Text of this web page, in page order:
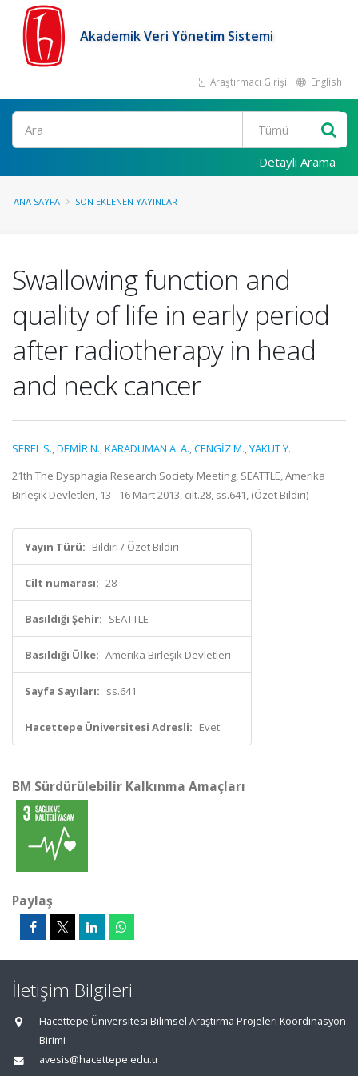
Akademik Veri Yönetim Sistemi
Araştırmacı Girişi English
Ara
Detaylı Arama
ANA SAYFA SON EKLENEN YAYINLAR
Swallowing function and
quality of life in early period
after radiotherapy in head
and neck cancer
SEREL S.,DEMİR N.,KARADUMAN A. A.,CENGİZ M.,YAKUT Y.
21th The Dysphagia Research Society Meeting, SEATTLE, Amerika
Birleşik Devletleri, 13 - 16 Mart 2013, cilt.28, ss.641, (Özet Bildiri)
Yayın Türü: Bildiri / Özet Bildiri
Cilt numarası: 28
Basıldığı Şehir: SEATTLE
Basıldığı Ülke: Amerika Birleşik Devletleri
Sayfa Sayıları: ss.641
Hacettepe Üniversitesi Adresli: Evet
BM Sürdürülebilir Kalkınma Amaçları
Paylaş
İletişim Bilgileri
Hacettepe Üniversitesi Bilimsel Araştırma Projeleri Koordinasyon
Birimi
avesis@hacettepe.edu.tr